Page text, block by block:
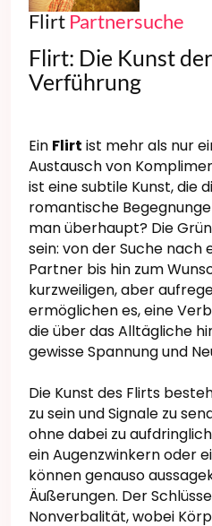
Flirt Partnersuche
Flirt: Die Kunst
Verführung
Ein Flirt ist mehr als nur
Austausch von
ist eine subtile Kunst, die
romantische
man überhaupt? Die
sein: von der Suche nach
Partner bis hin zum
kurzweiligen, aber
ermöglichen es, eine
die über das Alltägliche
gewisse Spannung und
Die Kunst des Flirts
zu sein und Signale zu
ohne dabei zu
ein Augenzwinkern oder
können genauso
Äußerungen. Der
Nonverbalität, wobei